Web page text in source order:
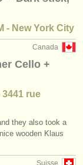
- New York City
Canada
Cello +
3441 rue
they also took a
wooden Klaus
Suisse